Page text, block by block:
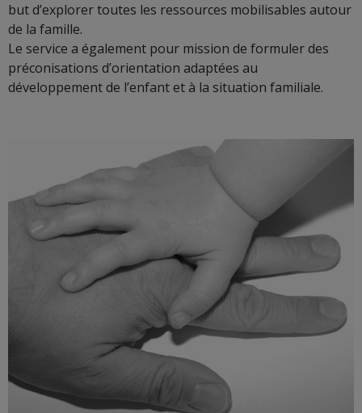
but d’explorer toutes les ressources mobilisables autour
de la famille.
Le service a également pour mission de formuler des
préconisations d’orientation adaptées au
développement de l’enfant et à la situation familiale.